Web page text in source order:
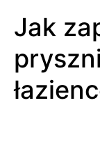
Jak